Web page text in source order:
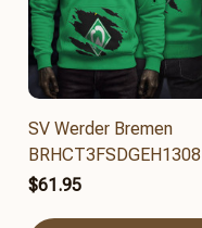
SV Werder Bremen
BRHCT3FSDGEH1308
$61.95